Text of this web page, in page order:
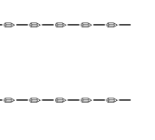
ー✏ー✏ー✏ー✏ー
ー✏ー✏ー✏ー✏ー